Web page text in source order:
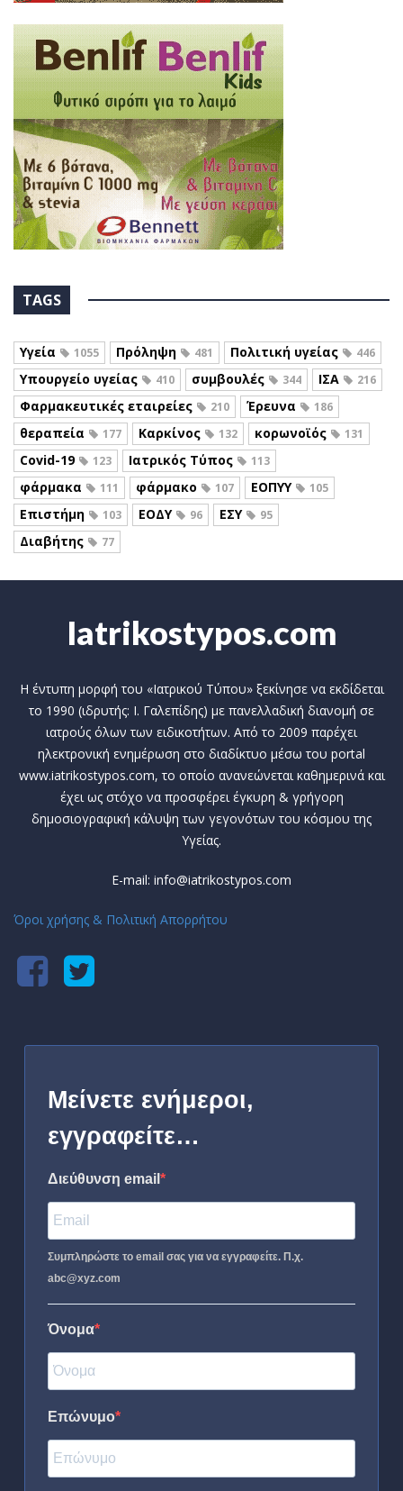
TAGS
Υγεία 1055 Πρόληψη 481 Πολιτική υγείας 446
Υπουργείο υγείας 410 συμβουλές 344 ΙΣΑ 216
Φαρμακευτικές εταιρείες 210 Έρευνα 186
θεραπεία 177 Καρκίνος 132 κορωνοϊός 131
Covid-19 123 Ιατρικός Τύπος 113
φάρμακα 111 φάρμακο 107 ΕΟΠΥΥ 105
Επιστήμη 103 ΕΟΔΥ 96 ΕΣΥ 95
Διαβήτης 77
Iatrikostypos.com
Η έντυπη μορφή του «Ιατρικού Τύπου» ξεκίνησε να εκδίδεται
το 1990 (ιδρυτής: Ι. Γαλεπίδης) με πανελλαδική διανομή σε
ιατρούς όλων των ειδικοτήτων. Από το 2009 παρέχει
ηλεκτρονική ενημέρωση στο διαδίκτυο μέσω του portal
www.iatrikostypos.com, το οποίο ανανεώνεται καθημερινά και
έχει ως στόχο να προσφέρει έγκυρη & γρήγορη
δημοσιογραφική κάλυψη των γεγονότων του κόσμου της
Υγείας.
E-mail: info@iatrikostypos.com
Όροι χρήσης & Πολιτική Απορρήτου
Μείνετε ενήμεροι,
εγγραφείτε…
Διεύθυνση email
Συμπληρώστε το email σας για να εγγραφείτε. Π.χ.
abc@xyz.com
Όνομα
Επώνυμο